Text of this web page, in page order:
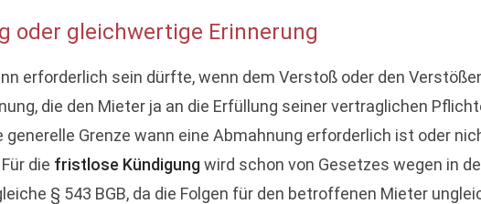
oder gleichwertige Erinnerung
erforderlich sein dürfte, wenn dem Verstoß oder den
die den Mieter ja an die Erfüllung seiner vertraglichen
Grenze wann eine Abmahnung erforderlich ist oder
die fristlose Kündigungwird schon von Gesetzes wegen in
§ 543 BGB, da die Folgen für den betroffenen Mieter